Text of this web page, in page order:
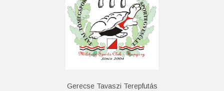
Gerecse Tavaszi Terepfutás